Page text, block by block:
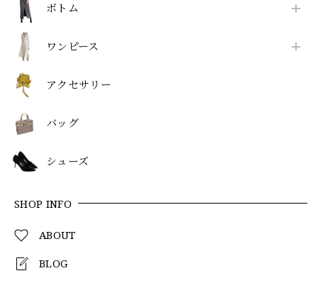
ボトム
ワンピース
アクセサリー
バッグ
シューズ
SHOP INFO
ABOUT
BLOG